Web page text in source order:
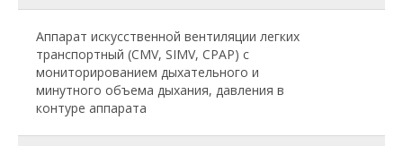
Аппарат искусственной вентиляции легких
транспортный (CMV, SIMV, СРАР) с
мониторированием дыхательного и
минутного объема дыхания, давления в
контуре аппарата